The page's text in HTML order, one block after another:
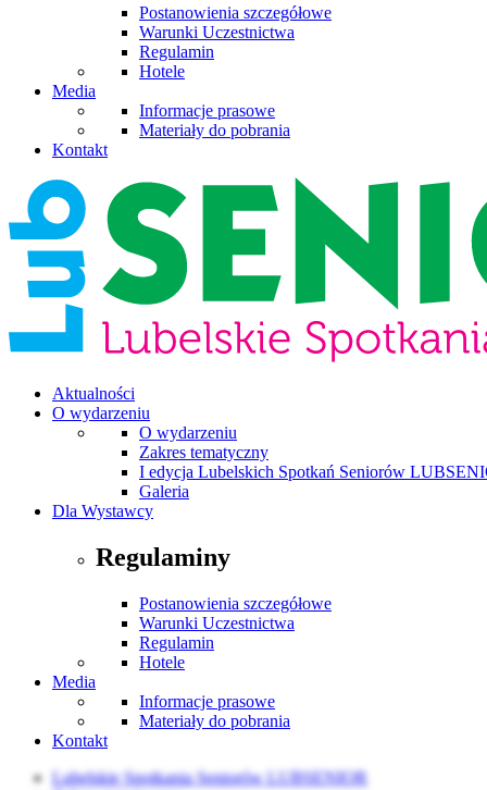
Postanowienia szczegółowe
Warunki Uczestnictwa
Regulamin
Hotele
Media
Informacje prasowe
Materiały do pobrania
Kontakt
Aktualności
O wydarzeniu
O wydarzeniu
Zakres tematyczny
I edycja Lubelskich Spotkań Seniorów
Galeria
Dla Wystawcy
Regulaminy
Postanowienia szczegółowe
Warunki Uczestnictwa
Regulamin
Hotele
Media
Informacje prasowe
Materiały do pobrania
Kontakt
Lubelskie Spotkania Seniorów LUBSENIOR